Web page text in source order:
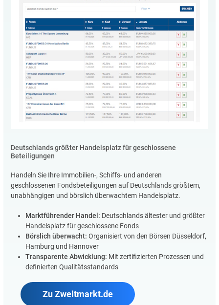
Deutschlands größter Handelsplatz für geschlossene
Beteiligungen
Handeln Sie Ihre Immobilien-, Schiffs- und anderen
geschlossenen Fondsbeteiligungen auf Deutschlands größtem,
unabhängigen und börslich überwachtem Handelsplatz.
Marktführender Handel: Deutschlands ältester und größter
Handelsplatz für geschlossene Fonds
Börslich überwacht:Organisiert von den Börsen Düsseldorf,
Hamburg und Hannover
Transparente Abwicklung: Mit zertifizierten Prozessen und
definierten Qualitätsstandards
Zu Zweitmarkt.de